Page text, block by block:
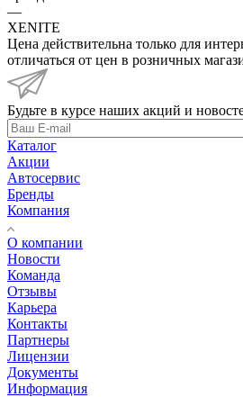
—
XENITE
Цена действительна только для
отличаться от цен в розничных
Будьте в курсе наших акций и
Каталог
Акции
Автосервис
Бренды
Компания
О компании
Новости
Команда
Отзывы
Карьера
Контакты
Партнеры
Лицензии
Документы
Информация